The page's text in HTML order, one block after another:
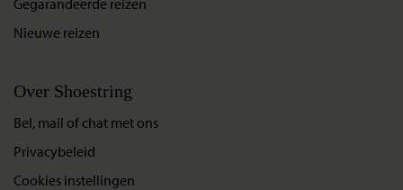
Nieuwe reizen
Over Shoestring
Bel, mail of chat met ons
Privacybeleid
Cookies instellingen